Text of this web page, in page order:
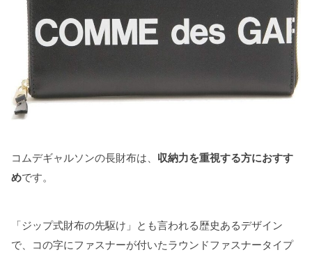
コムデギャルソンの長財布は、 収納力を重視する方におすす
めです。
「ジップ式財布の先駆け」とも言われる歴史あるデザイン
で、コの字にファスナーが付いたラウンドファスナータイプ